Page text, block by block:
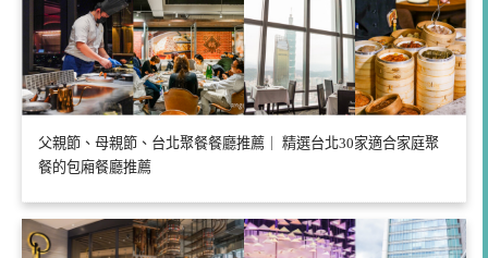
父親節、母親節、台北聚餐餐廳推薦｜ 精選台北30家適合家庭聚
餐的包廂餐廳推薦